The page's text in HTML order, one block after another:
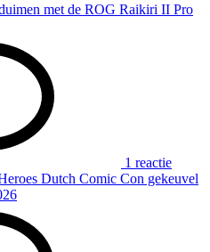
met de ROG Raikiri II Pro
1 reactie
Dutch Comic Con gekeuvel